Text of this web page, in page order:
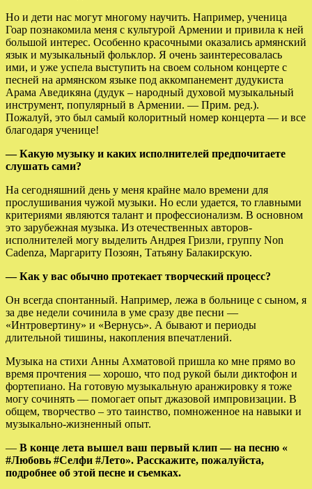
Но и дети нас могут многому научить. Например, ученица
Гоар познакомила меня с культурой Армении и привила к ней
большой интерес. Особенно красочными оказались армянский
язык и музыкальный фольклор. Я очень заинтересовалась
ими, и уже успела выступить на своем сольном концерте с
песней на армянском языке под аккомпанемент дудукиста
Арама Аведикяна (дудук – народный духовой музыкальный
инструмент, популярный в Армении. — Прим. ред.).
Пожалуй, это был самый колоритный номер концерта — и все
благодаря ученице!
— Какую музыку и каких исполнителей предпочитаете
слушать сами?
На сегодняшний день у меня крайне мало времени для
прослушивания чужой музыки. Но если удается, то главными
критериями являются талант и профессионализм. В основном
это зарубежная музыка. Из отечественных авторов-
исполнителей могу выделить Андрея Гризли, группу Non
Cadenza, Маргариту Позоян, Татьяну Балакирскую.
— Как у вас обычно протекает творческий процесс?
Он всегда спонтанный. Например, лежа в больнице с сыном, я
за две недели сочинила в уме сразу две песни —
«Интровертину» и «Вернусь». А бывают и периоды
длительной тишины, накопления впечатлений.
Музыка на стихи Анны Ахматовой пришла ко мне прямо во
время прочтения — хорошо, что под рукой были диктофон и
фортепиано. На готовую музыкальную аранжировку я тоже
могу сочинять — помогает опыт джазовой импровизации. В
общем, творчество – это таинство, помноженное на навыки и
музыкально-жизненный опыт.
— В конце лета вышел ваш первый клип — на песню «
#Любовь #Селфи #Лето». Расскажите, пожалуйста,
подробнее об этой песне и съемках.